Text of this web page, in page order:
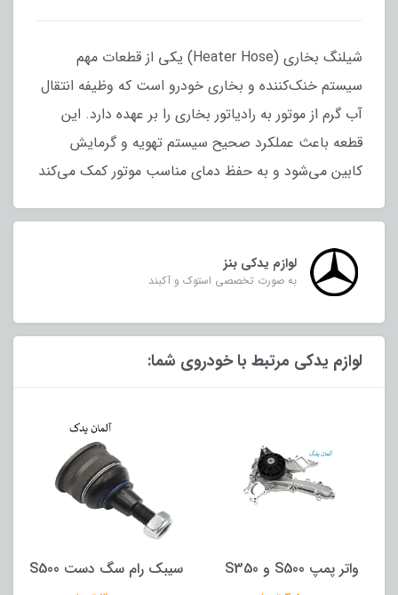
شیلنگ بخاری (Heater Hose) یکی از قطعات مهم
سیستم خنک‌کننده و بخاری خودرو است که وظیفه انتقال
آب گرم از موتور به رادیاتور بخاری را بر عهده دارد. این
قطعه باعث عملکرد صحیح سیستم تهویه و گرمایش
کابین می‌شود و به حفظ دمای مناسب موتور کمک می‌کند
لوازم یدکی بنز
به صورت تخصصی استوک و آکبند
لوازم یدکی مرتبط با خودروی شما:
سیبک رام سگ دست S500 کوئل S350